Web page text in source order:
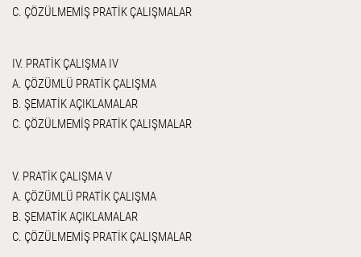
C. ÇÖZÜLMEMİŞ PRATİK ÇALIŞMALAR
IV. PRATİK ÇALIŞMA IV
A. ÇÖZÜMLÜ PRATİK ÇALIŞMA
B. ŞEMATİK AÇIKLAMALAR
C. ÇÖZÜLMEMİŞ PRATİK ÇALIŞMALAR
V. PRATİK ÇALIŞMA V
A. ÇÖZÜMLÜ PRATİK ÇALIŞMA
B. ŞEMATİK AÇIKLAMALAR
C. ÇÖZÜLMEMİŞ PRATİK ÇALIŞMALAR